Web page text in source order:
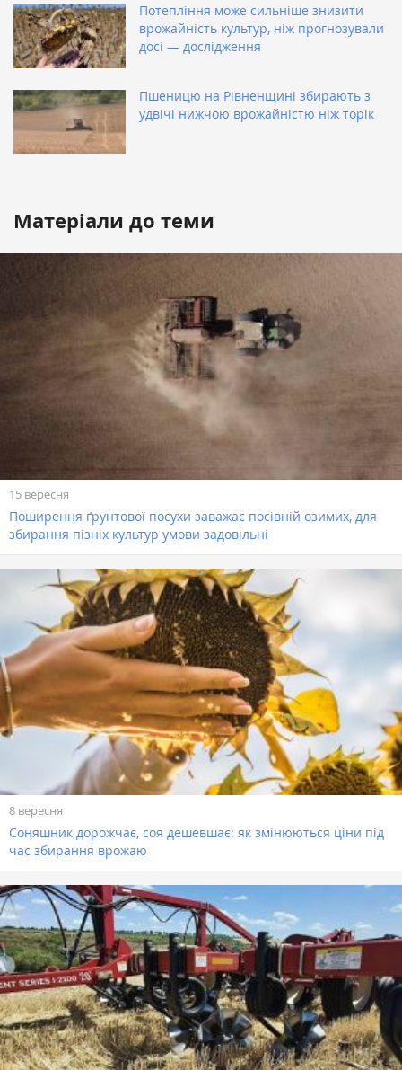
Потепління може сильніше знизити
врожайність культур, ніж прогнозували
досі — дослідження
Пшеницю на Рівненщині збирають з
удвічі нижчою врожайністю ніж торік
Матеріали до теми
15 вересня
Поширення ґрунтової посухи заважає посівній озимих, для
збирання пізніх культур умови задовільні
8 вересня
Соняшник дорожчає, соя дешевшає: як змінюються ціни під
час збирання врожаю